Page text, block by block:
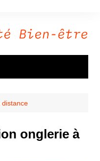
distance
onglerie à